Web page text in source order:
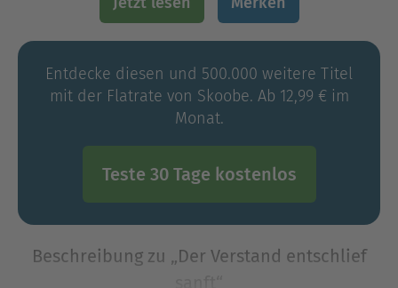
Entdecke diesen und 500.000 weitere Titel
mit der Flatrate von Skoobe. Ab 12,99 € im
Monat.
Teste 30 Tage kostenlos
Beschreibung zu „Der Verstand entschlief